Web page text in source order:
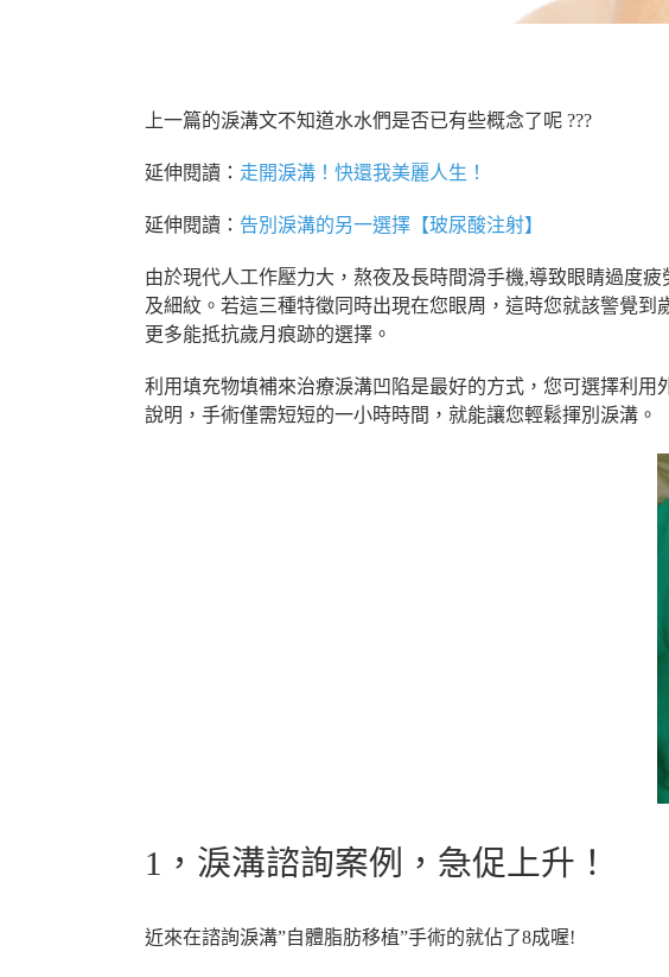
上一篇的淚溝文不知道水水們是否已有些概念了呢 ???
延伸閱讀： 走開淚溝！快還我美麗人生！
延伸閱讀： 告別淚溝的另一選擇【玻尿酸注射】
由於現代人工作壓力大，熬夜及長時間滑手機,導致眼睛過度
及細紋。若這三種特徵同時出現在您眼周，這時您就該警覺
更多能抵抗歲月痕跡的選擇。
利用填充物填補來治療淚溝凹陷是最好的方式，您可選擇利
說明，手術僅需短短的一小時時間，就能讓您輕鬆揮別淚溝。
1，淚溝諮詢案例，急促上升！
近來在諮詢淚溝”自體脂肪移植”手術的就佔了8成喔!